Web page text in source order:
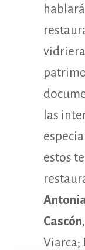
las
estos
Cascón
Viarca;